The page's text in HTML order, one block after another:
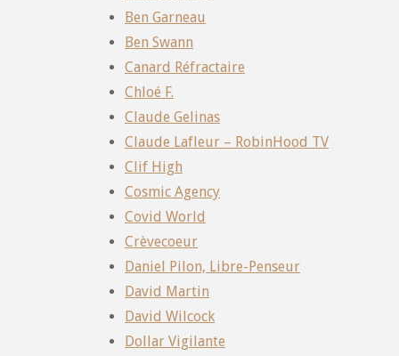
Ben Garneau
Ben Swann
Canard Réfractaire
Chloé F.
Claude Gelinas
Claude Lafleur – RobinHood TV
Clif High
Cosmic Agency
Covid World
Crèvecoeur
Daniel Pilon, Libre-Penseur
David Martin
David Wilcock
Dollar Vigilante